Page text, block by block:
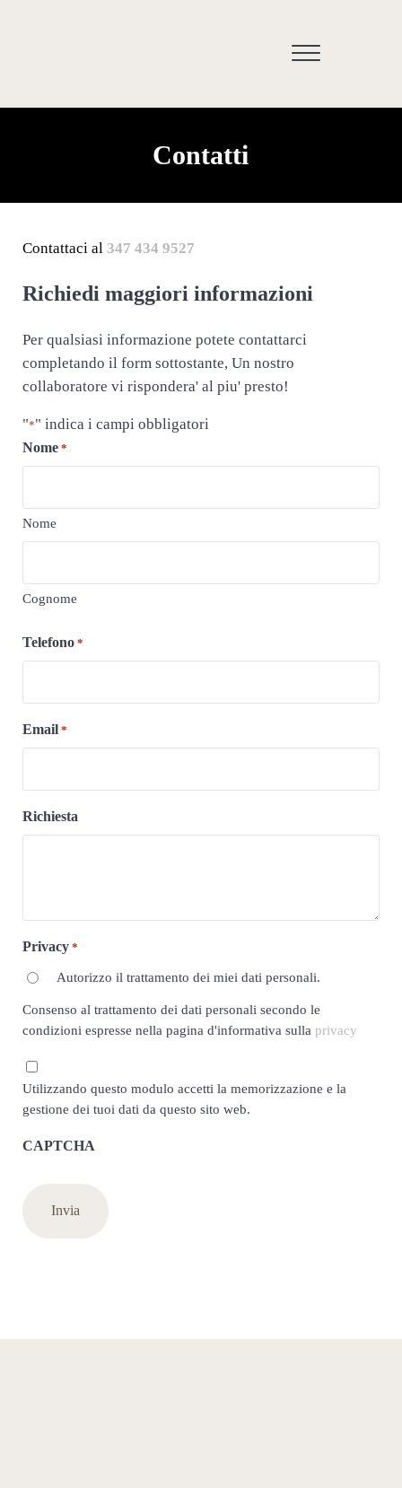
Medicina estetica Somma Lombardo e Varese
Menu
Contatti
Contattaci al 347 434 9527
Richiedi maggiori informazioni
Per qualsiasi informazione potete contattarci
completando il form sottostante, Un nostro
collaboratore vi rispondera' al piu' presto!
"*" indica i campi obbligatori
Nome *
Nome
Cognome
Telefono *
Email *
Richiesta
Privacy *
Autorizzo il trattamento dei miei dati personali.
Consenso al trattamento dei dati personali secondo le
condizioni espresse nella pagina d'informativa sulla privacy
Privacy
*
Utilizzando questo modulo accetti la memorizzazione e la
gestione dei tuoi dati da questo sito web.
CAPTCHA